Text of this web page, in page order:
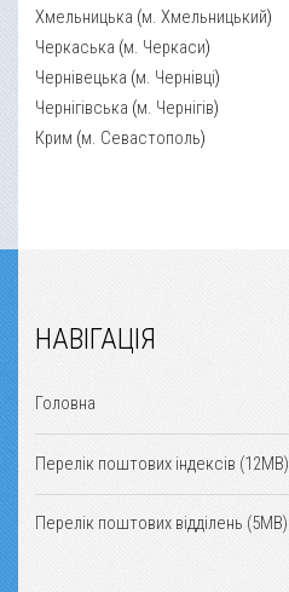
Хмельницька (м. Хмельницький)
Черкаська (м. Черкаси)
Чернівецька (м. Чернівці)
Чернігівська (м. Чернігів)
Крим (м. Севастополь)
НАВІГАЦІЯ
Головна
Перелік поштових індексів (12MB)
Перелік поштових відділень (5MB)